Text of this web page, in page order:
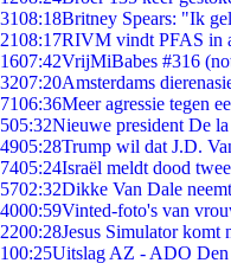
3108:18Britney Spears: "Ik
2108:17RIVM vindt PFAS in
1607:42VrijMiBabes #316
3207:20Amsterdams
7106:36Meer agressie tegen
505:32Nieuwe president De
4905:28Trump wil dat J.D.
7405:24Israël meldt dood
5702:32Dikke Van Dale
4000:59Vinted-foto's van
2200:28Jesus Simulator komt
100:25Uitslag AZ - ADO Den